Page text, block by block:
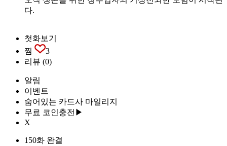
다.
첫화보기
찜
3
리뷰 (0)
알림
이벤트
숨어있는 카드사 마일리지
무료 코인충전▶
X
150화 완결